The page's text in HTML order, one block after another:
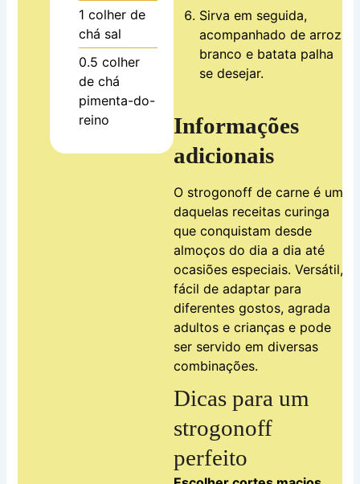
1 colher de
chá sal
0.5 colher
de chá
pimenta-do-
reino
Sirva em seguida,
acompanhado de arroz
branco e batata palha
se desejar.
Informações
adicionais
O strogonoff de carne é uma
daquelas receitas curinga
que conquistam desde
almoços do dia a dia até
ocasiões especiais. Versátil,
fácil de adaptar para
diferentes gostos, agrada
adultos e crianças e pode
ser servido em diversas
combinações.
Dicas para um
strogonoff
perfeito